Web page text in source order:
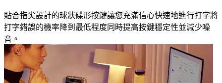
貼合指尖設計的球狀碟形按鍵讓您充滿信心快速地進行打字將
打字錯誤的機率降到最低程度同時提高按鍵穩定性並減少噪
音。